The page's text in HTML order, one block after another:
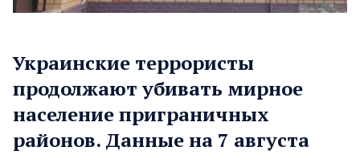
Украинские террористы
продолжают убивать мирное
население приграничных
районов. Данные на 7 августа